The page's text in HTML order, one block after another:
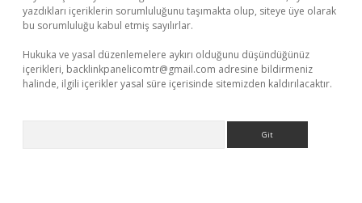
yazdıkları içeriklerin sorumluluğunu taşımakta olup, siteye üye olarak
bu sorumluluğu kabul etmiş sayılırlar.
Hukuka ve yasal düzenlemelere aykırı olduğunu düşündüğünüz
içerikleri, backlinkpanelicomtr@gmail.com adresine bildirmeniz
halinde, ilgili içerikler yasal süre içerisinde sitemizden kaldırılacaktır.